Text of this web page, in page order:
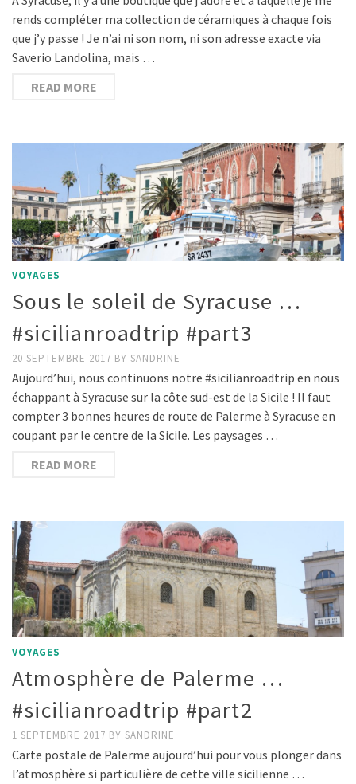
rends compléter ma collection de céramiques à chaque fois
que j’y passe ! Je n’ai ni son nom, ni son adresse exacte via
Saverio Landolina, mais …
READ MORE
VOYAGES
Sous le soleil de Syracuse …
#sicilianroadtrip #part3
20 SEPTEMBRE 2017 BY SANDRINE
Aujourd’hui, nous continuons notre #sicilianroadtrip en nous
échappant à Syracuse sur la côte sud-est de la Sicile ! Il faut
compter 3 bonnes heures de route de Palerme à Syracuse en
coupant par le centre de la Sicile. Les paysages …
READ MORE
VOYAGES
Atmosphère de Palerme …
#sicilianroadtrip #part2
1 SEPTEMBRE 2017 BY SANDRINE
Carte postale de Palerme aujourd’hui pour vous plonger dans
l’atmosphère si particulière de cette ville sicilienne …